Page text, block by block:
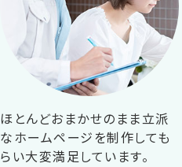
ほとんどおまかせのまま立派
なホームページを制作しても
らい大変満足しています。